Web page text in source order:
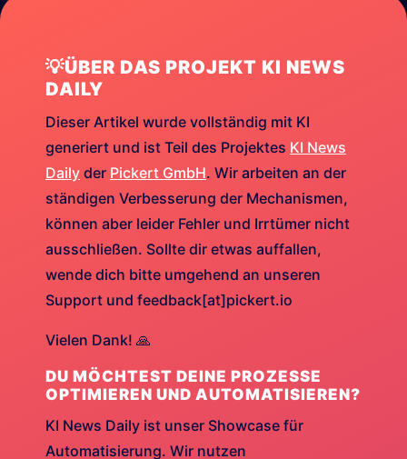
💡ÜBER DAS PROJEKT KI NEWS
DAILY
Dieser Artikel wurde vollständig mit KI
generiert und ist Teil des Projektes KI News
Daily der Pickert GmbH. Wir arbeiten an der
ständigen Verbesserung der Mechanismen,
können aber leider Fehler und Irrtümer nicht
ausschließen. Sollte dir etwas auffallen,
wende dich bitte umgehend an unseren
Support und feedback[at]pickert.io
Vielen Dank! 🙏
DU MÖCHTEST DEINE PROZESSE
OPTIMIEREN UND AUTOMATISIEREN?
KI News Daily ist unser Showcase für
Automatisierung. Wir nutzen